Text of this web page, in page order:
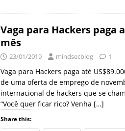
Vaga para Hackers paga
mês
23/01/2019 mindsecblog 1
Vaga para Hackers paga até
de uma oferta de emprego de
internacional de hackers que se
“Você quer ficar rico? Venha […]
Share this: